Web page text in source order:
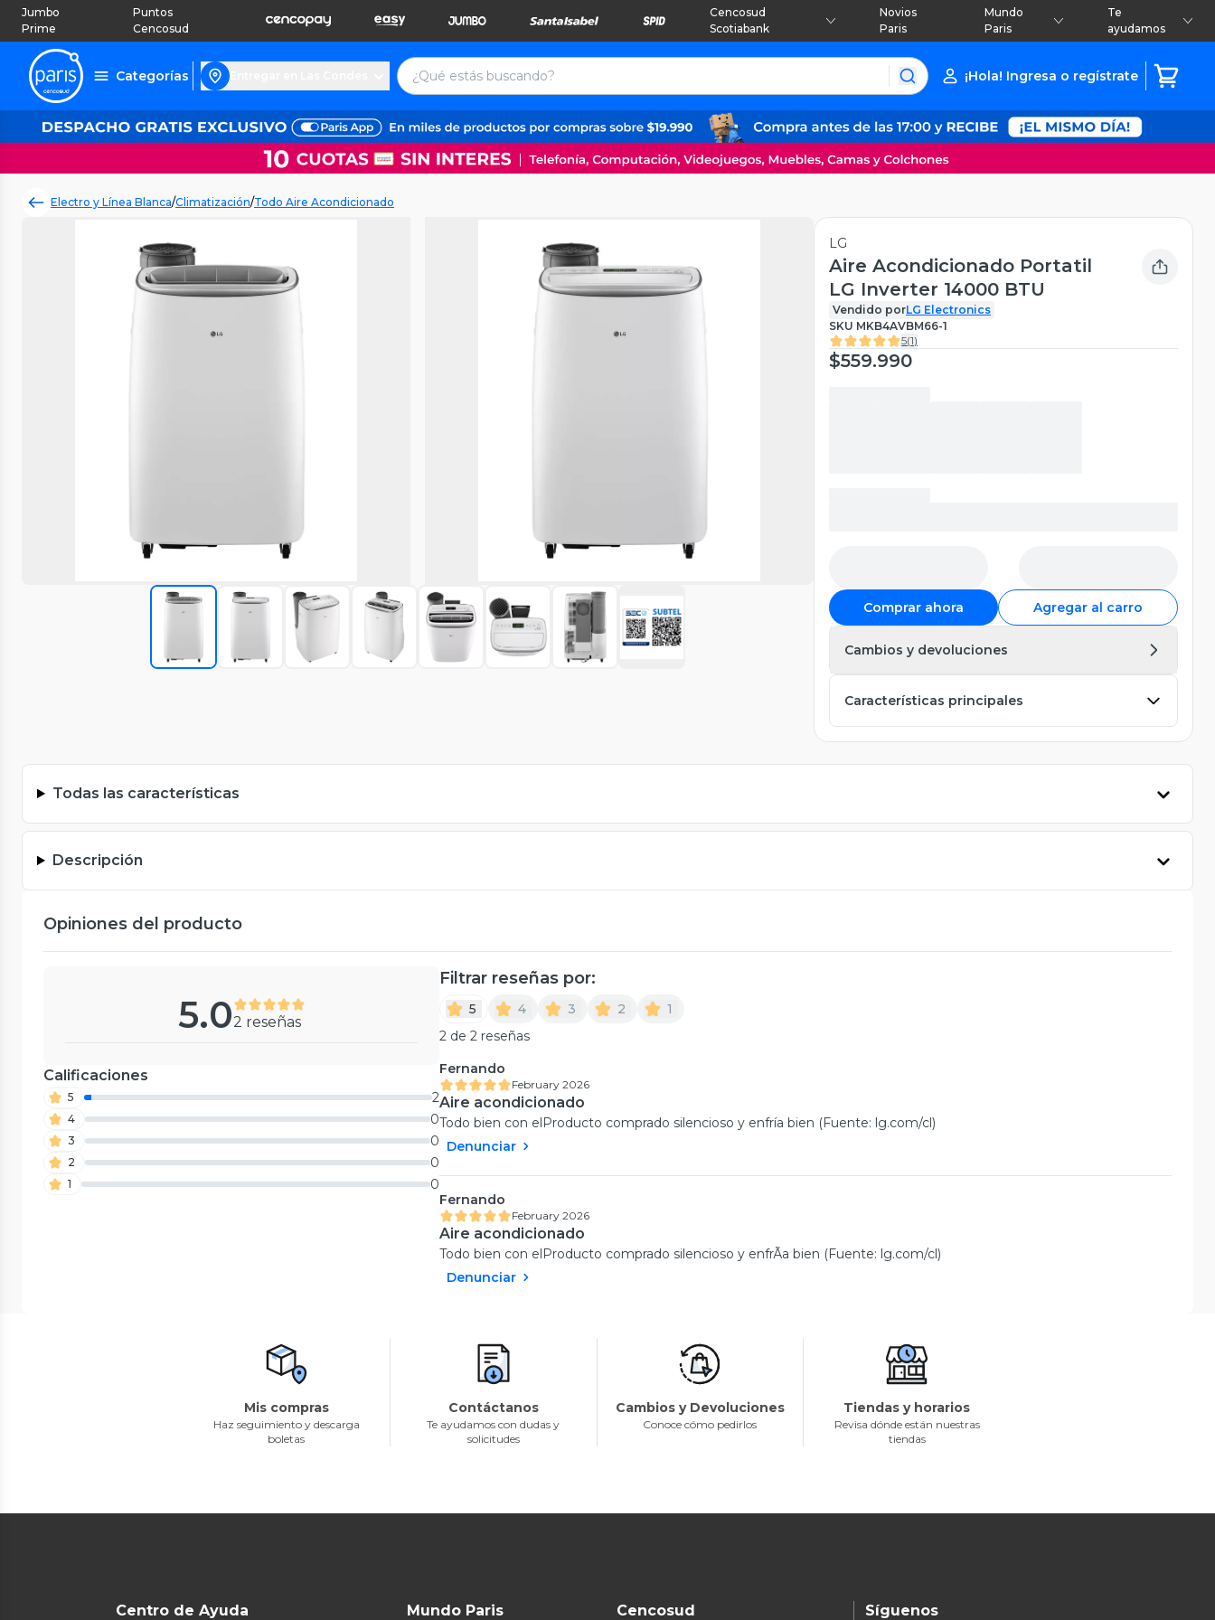
Jumbo
Prime
Puntos
Cencosud
Cencosud
Scotiabank
Novios
Paris
Mundo
Paris
Te
ayudamos
Categorías ¡Hola! Ingresa o regístrate
Electro y Línea Blanca/Climatización/Todo Aire Acondicionado
LG
Aire Acondicionado Portatil
LG Inverter 14000 BTU
Vendido porLG Electronics
SKU MKB4AVBM66-1
5(1)
$559.990
Comprar ahora Agregar al carro
Cambios y devoluciones
Características principales
Todas las características
Descripción
Opiniones del producto
5.02 reseñas
Calificaciones
5 2
4 0
3 0
2 0
1 0
Filtrar reseñas por:
5 4 3 2
1
2 de 2 reseñas
Fernando
February 2026
Aire acondicionado
Todo bien con elProducto comprado silencioso y enfría bien (Fuente: lg.com/cl)
Denunciar
Fernando
February 2026
Aire acondicionado
Todo bien con elProducto comprado silencioso y enfrÃ­a bien (Fuente: lg.com/cl)
Denunciar
Mis compras
Haz seguimiento y descarga
boletas
Contáctanos
Te ayudamos con dudas y
solicitudes
Cambios y Devoluciones
Conoce cómo pedirlos
Tiendas y horarios
Revisa dónde están nuestras
tiendas
Centro de Ayuda Mundo Paris Cencosud Síguenos